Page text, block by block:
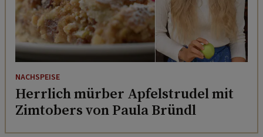
NACHSPEISE
Herrlich mürber Apfelstrudel mit
Zimtobers von Paula Bründl